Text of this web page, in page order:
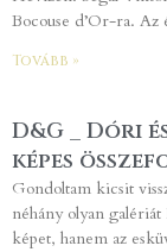
Bocouse d’Or-ra.
Tovább »
D&G _ Dóri
képes
Gondoltam kicsit
néhány olyan
képet, hanem az